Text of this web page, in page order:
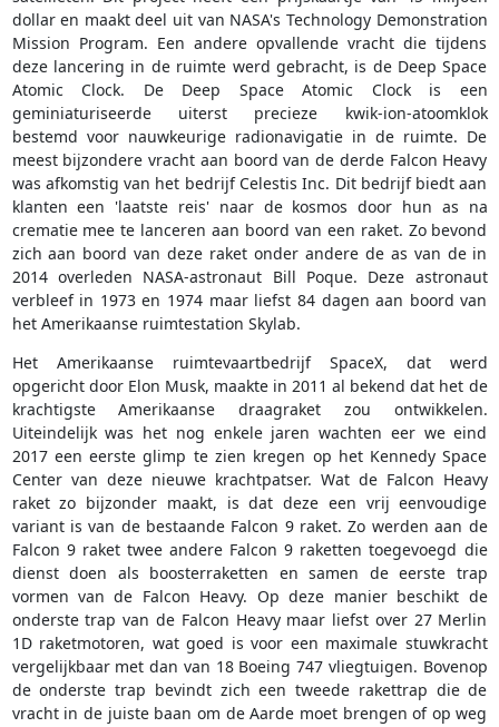
dollar en maakt deel uit van NASA's Technology Demonstration
Mission Program. Een andere opvallende vracht die tijdens
deze lancering in de ruimte werd gebracht, is de Deep Space
Atomic Clock. De Deep Space Atomic Clock is een
geminiaturiseerde uiterst precieze kwik-ion-atoomklok
bestemd voor nauwkeurige radionavigatie in de ruimte. De
meest bijzondere vracht aan boord van de derde Falcon Heavy
was afkomstig van het bedrijf Celestis Inc. Dit bedrijf biedt aan
klanten een 'laatste reis' naar de kosmos door hun as na
crematie mee te lanceren aan boord van een raket. Zo bevond
zich aan boord van deze raket onder andere de as van de in
2014 overleden NASA-astronaut Bill Poque. Deze astronaut
verbleef in 1973 en 1974 maar liefst 84 dagen aan boord van
het Amerikaanse ruimtestation Skylab.
Het Amerikaanse ruimtevaartbedrijf SpaceX, dat werd
opgericht door Elon Musk, maakte in 2011 al bekend dat het de
krachtigste Amerikaanse draagraket zou ontwikkelen.
Uiteindelijk was het nog enkele jaren wachten eer we eind
2017 een eerste glimp te zien kregen op het Kennedy Space
Center van deze nieuwe krachtpatser. Wat de Falcon Heavy
raket zo bijzonder maakt, is dat deze een vrij eenvoudige
variant is van de bestaande Falcon 9 raket. Zo werden aan de
Falcon 9 raket twee andere Falcon 9 raketten toegevoegd die
dienst doen als boosterraketten en samen de eerste trap
vormen van de Falcon Heavy. Op deze manier beschikt de
onderste trap van de Falcon Heavy maar liefst over 27 Merlin
1D raketmotoren, wat goed is voor een maximale stuwkracht
vergelijkbaar met dan van 18 Boeing 747 vliegtuigen. Bovenop
de onderste trap bevindt zich een tweede rakettrap die de
vracht in de juiste baan om de Aarde moet brengen of op weg